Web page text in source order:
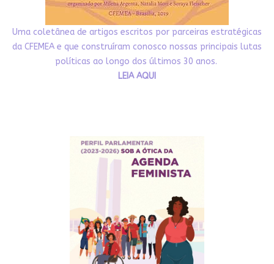
Uma coletânea de artigos escritos por parceiras estratégicas
da CFEMEA e que construíram conosco nossas principais lutas
políticas ao longo dos últimos 30 anos.
LEIA AQUI